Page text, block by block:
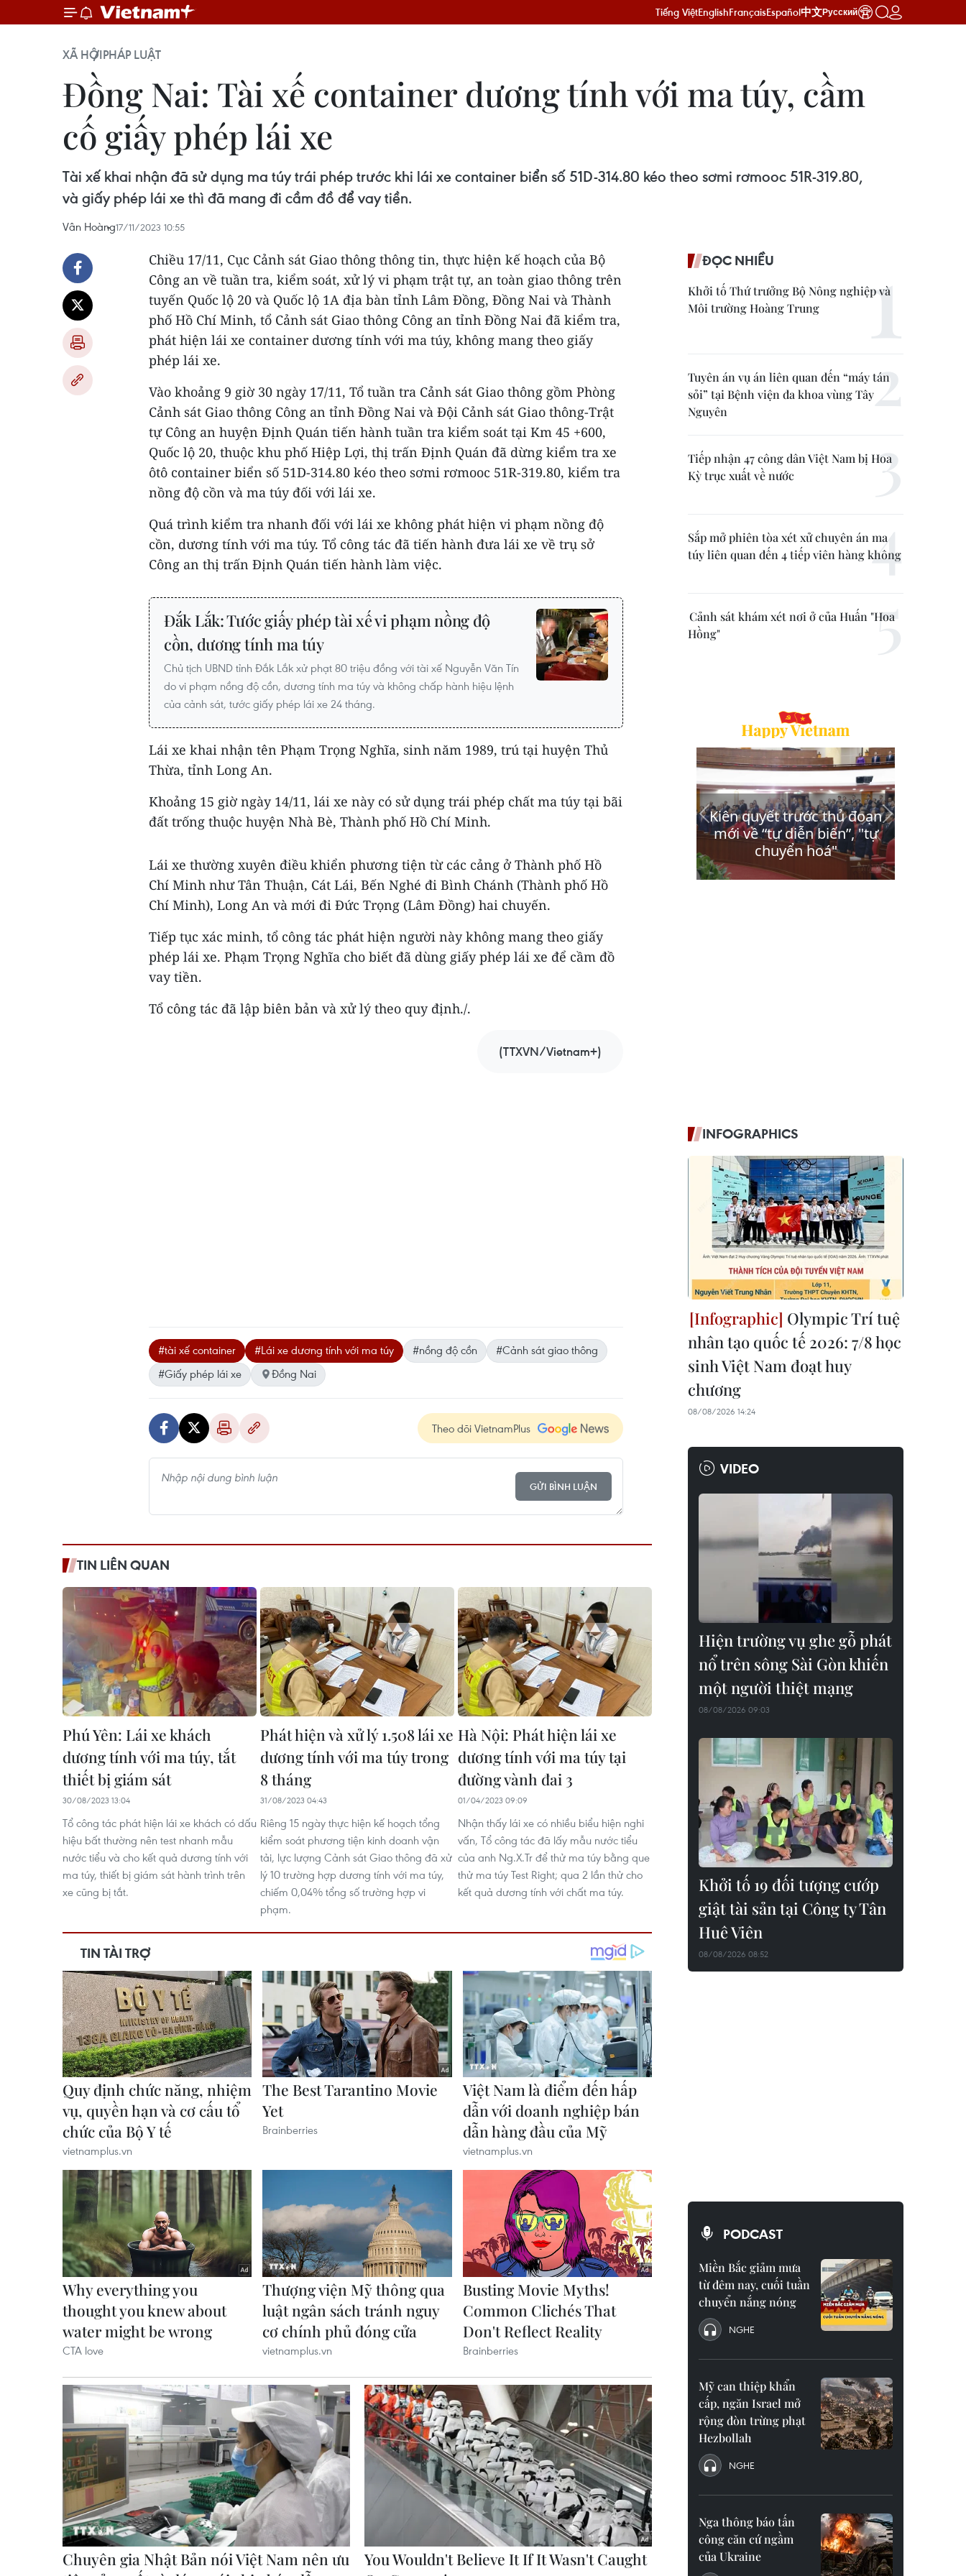
Tiếng ViệtEnglishFrançaisEspañol中文Русский
XÃ HỘIPHÁP LUẬT
Đồng Nai: Tài xế container dương tính với ma túy, cầm
cố giấy phép lái xe
Tài xế khai nhận đã sử dụng ma túy trái phép trước khi lái xe container biển số 51D-314.80 kéo theo sơmi rơmooc 51R-319.80,
và giấy phép lái xe thì đã mang đi cầm đồ để vay tiền.
Vân Hoàng17/11/2023 10:55
Chiều 17/11, Cục Cảnh sát Giao thông thông tin, thực hiện kế hoạch của Bộ
Công an về tuần tra, kiểm soát, xử lý vi phạm trật tự, an toàn giao thông trên
tuyến Quốc lộ 20 và Quốc lộ 1A địa bàn tỉnh Lâm Đồng, Đồng Nai và Thành
phố Hồ Chí Minh, tổ Cảnh sát Giao thông Công an tỉnh Đồng Nai đã kiểm tra,
phát hiện lái xe container dương tính với ma túy, không mang theo giấy
phép lái xe.
Vào khoảng 9 giờ 30 ngày 17/11, Tổ tuần tra Cảnh sát Giao thông gồm Phòng
Cảnh sát Giao thông Công an tỉnh Đồng Nai và Đội Cảnh sát Giao thông-Trật
tự Công an huyện Định Quán tiến hành tuần tra kiểm soát tại Km 45 +600,
Quốc lộ 20, thuộc khu phố Hiệp Lợi, thị trấn Định Quán đã dừng kiểm tra xe
ôtô container biển số 51D-314.80 kéo theo sơmi rơmooc 51R-319.80, kiểm tra
nồng độ cồn và ma túy đối với lái xe.
Quá trình kiểm tra nhanh đối với lái xe không phát hiện vi phạm nồng độ
cồn, dương tính với ma túy. Tổ công tác đã tiến hành đưa lái xe về trụ sở
Công an thị trấn Định Quán tiến hành làm việc.
Đắk Lắk: Tước giấy phép tài xế vi phạm nồng độ
cồn, dương tính ma túy
Chủ tịch UBND tỉnh Đắk Lắk xử phạt 80 triệu đồng với tài xế Nguyễn Văn Tín
do vi phạm nồng độ cồn, dương tính ma túy và không chấp hành hiệu lệnh
của cảnh sát, tước giấy phép lái xe 24 tháng.
Lái xe khai nhận tên Phạm Trọng Nghĩa, sinh năm 1989, trú tại huyện Thủ
Thừa, tỉnh Long An.
Khoảng 15 giờ ngày 14/11, lái xe này có sử dụng trái phép chất ma túy tại bãi
đất trống thuộc huyện Nhà Bè, Thành phố Hồ Chí Minh.
Lái xe thường xuyên điều khiển phương tiện từ các cảng ở Thành phố Hồ
Chí Minh như Tân Thuận, Cát Lái, Bến Nghé đi Bình Chánh (Thành phố Hồ
Chí Minh), Long An và mới đi Đức Trọng (Lâm Đồng) hai chuyến.
Tiếp tục xác minh, tổ công tác phát hiện người này không mang theo giấy
phép lái xe. Phạm Trọng Nghĩa cho biết đã dùng giấy phép lái xe để cầm đồ
vay tiền.
Tổ công tác đã lập biên bản và xử lý theo quy định./.
(TTXVN/Vietnam+)
#tài xế container #Lái xe dương tính với ma túy #nồng độ cồn
#Cảnh sát giao thông
#Giấy phép lái xe
Đồng Nai
Theo dõi VietnamPlus
GỬI BÌNH LUẬN
TIN LIÊN QUAN
Phú Yên: Lái xe khách
dương tính với ma túy, tắt
thiết bị giám sát
30/08/2023 13:04
Tổ công tác phát hiện lái xe khách có dấu
hiệu bất thường nên test nhanh mẫu
nước tiểu và cho kết quả dương tính với
ma túy, thiết bị giám sát hành trình trên
xe cũng bị tắt.
​Phát hiện và xử lý 1.508 lái xe
dương tính với ma túy trong
8 tháng
31/08/2023 04:43
Riêng 15 ngày thực hiện kế hoạch tổng
kiểm soát phương tiện kinh doanh vận
tải, lực lượng Cảnh sát Giao thông đã xử
lý 10 trường hợp dương tính với ma túy,
chiếm 0,04% tổng số trường hợp vi
phạm.
Hà Nội: Phát hiện lái xe
dương tính với ma túy tại
đường vành đai 3
01/04/2023 09:09
Nhận thấy lái xe có nhiều biểu hiện nghi
vấn, Tổ công tác đã lấy mẫu nước tiểu
của anh Ng.X.Tr để thử ma túy bằng que
thử ma túy Test Right; qua 2 lần thử cho
kết quả dương tính với chất ma túy.
ĐỌC NHIỀU
Khởi tố Thứ trưởng Bộ Nông nghiệp và
Môi trường Hoàng Trung
Tuyên án vụ án liên quan đến “máy tán
sỏi” tại Bệnh viện đa khoa vùng Tây
Nguyên
Tiếp nhận 47 công dân Việt Nam bị Hoa
Kỳ trục xuất về nước
Sắp mở phiên tòa xét xử chuyên án ma
túy liên quan đến 4 tiếp viên hàng không
Cảnh sát khám xét nơi ở của Huấn "Hoa
Hồng"
INFOGRAPHICS
Olympic Trí tuệ
nhân tạo quốc tế 2026: 7/8 học
sinh Việt Nam đoạt huy
chương
08/08/2026 14:24
VIDEO
Hiện trường vụ ghe gỗ phát
nổ trên sông Sài Gòn khiến
một người thiệt mạng
08/08/2026 09:03
Khởi tố 19 đối tượng cướp
giật tài sản tại Công ty Tân
Huê Viên
08/08/2026 08:52
PODCAST
Miền Bắc giảm mưa
từ đêm nay, cuối tuần
chuyển nắng nóng
NGHE
Mỹ can thiệp khẩn
cấp, ngăn Israel mở
rộng đòn trừng phạt
Hezbollah
NGHE
Nga thông báo tấn
công căn cứ ngầm
của Ukraine